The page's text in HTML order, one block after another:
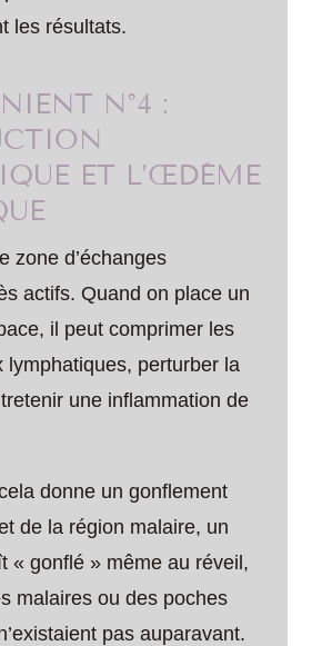
les résultats.
N°4 :
ET L’ŒDÈME
zone d’échanges
actifs. Quand on place un
il peut comprimer les
lymphatiques, perturber la
une inflammation de
donne un gonflement
de la région malaire, un
« gonflé » même au réveil,
malaires ou des poches
pas auparavant.